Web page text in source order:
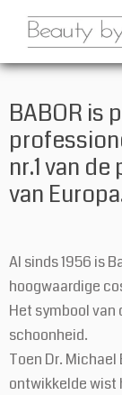
BABOR is
nr.1 van
van
Al sinds 1956 is
hoogwaardige
Het symbool van
schoonheid.
Toen Dr. Michael
ontwikkelde wist